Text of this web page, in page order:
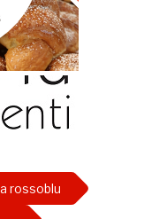
rossoblu